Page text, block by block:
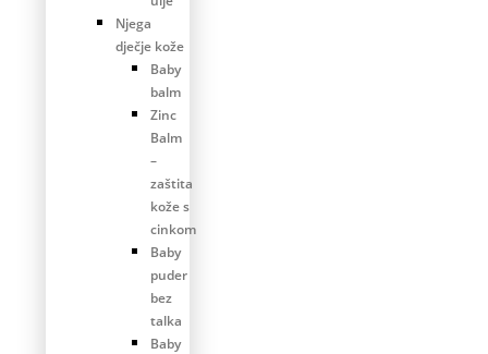
Njega
dječje kože
Baby
balm
Zinc
Balm
–
zaštita
kože s
cinkom
Baby
puder
bez
talka
Baby